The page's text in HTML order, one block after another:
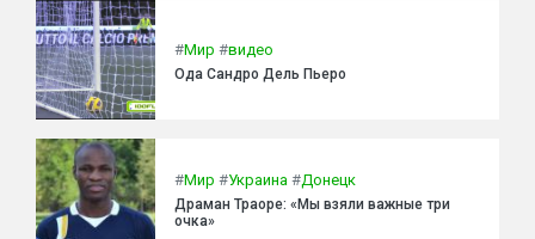
#Мир #видео
Ода Сандро Дель Пьеро
#Мир #Украина #Донецк
Драман Траоре: «Мы взяли важные три
очка»